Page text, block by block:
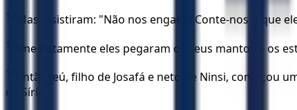
12 Mas insistiram: "Não nos engane! Conte-nos o que
13 Imediatamente eles pegaram os seus mantos e os
14
Então Jeú, filho de Josafá e neto de Ninsi, começou
da Síria.